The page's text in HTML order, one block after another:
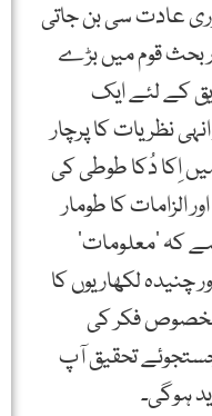
عادت سی بن جاتی
بحث قوم میں بڑے
کے لئے ایک
نظریات کا پرچار
اِکا دُکا طوطی کی
الزامات کا طومار
ہے کہ ‘معلومات‘
لکھاریوں کا
مخصوص فکر کی
تحقیق آپ
ہوگی۔